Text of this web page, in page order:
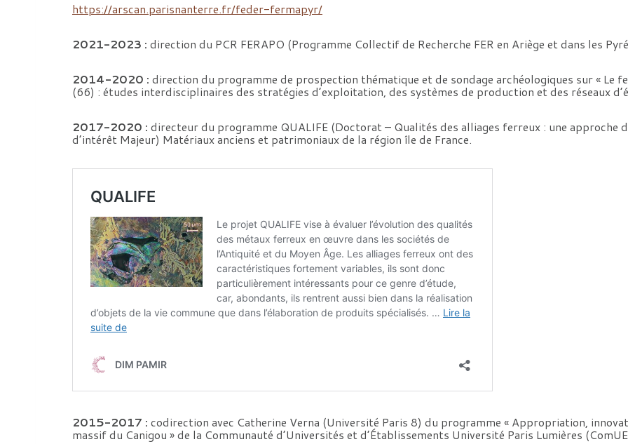
https://arscan.parisnanterre.fr/feder-fermapyr/
2021-2023 : direction du PCR FERAPO (Programme Collectif de Recherche FER en Ariège et dans les
2014-2020 : direction du programme de prospection thématique et de sondage archéologiques sur « Le
(66) : études interdisciplinaires des stratégies d’exploitation, des systèmes de production et des réseaux
2017-2020 : directeur du programme QUALIFE (Doctorat – Qualités des alliages ferreux : une approche
d’intérêt Majeur) Matériaux anciens et patrimoniaux de la région île de France.
2015-2017 : codirection avec Catherine Verna (Université Paris 8) du programme « Appropriation,
massif du Canigou » de la Communauté d’Universités et d’Établissements Université Paris Lumières